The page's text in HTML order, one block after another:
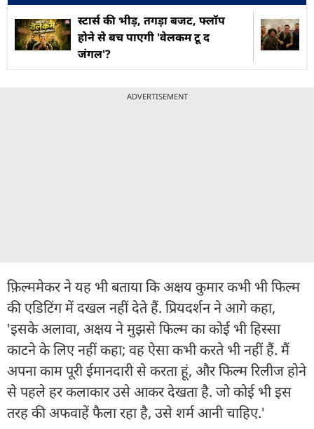
स्टार्स की भीड़, तगड़ा बजट, फ्लॉप
होने से बच पाएगी 'वेलकम टू द
जंगल'?
ADVERTISEMENT
फ़िल्ममेकर ने यह भी बताया कि अक्षय कुमार कभी भी फिल्म
की एडिटिंग में दखल नहीं देते हैं. प्रियदर्शन ने आगे कहा,
'इसके अलावा, अक्षय ने मुझसे फिल्म का कोई भी हिस्सा
काटने के लिए नहीं कहा; वह ऐसा कभी करते भी नहीं हैं. मैं
अपना काम पूरी ईमानदारी से करता हूं, और फिल्म रिलीज होने
से पहले हर कलाकार उसे आकर देखता है. जो कोई भी इस
तरह की अफवाहें फैला रहा है, उसे शर्म आनी चाहिए.'